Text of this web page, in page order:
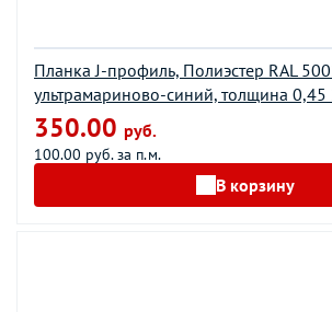
Планка J-профиль, Полиэстер RAL
ультрамариново-синий, толщина
350.00 руб.
100.00 руб. за п.м.
В корзину